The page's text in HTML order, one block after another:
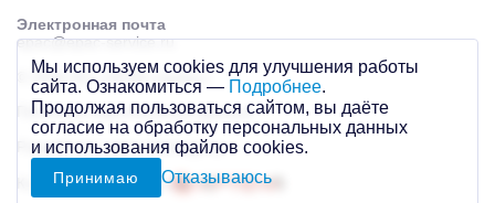
Электронная почта
epac@epac-service.ru
© 2026 AО «ЭПАК-сервис»
Политика персональных данных
Разработка сайтаMahogany
Контекстная реклама
Мы используем cookies для улучшения работы
сайта. Ознакомиться — Подробнее.
Продолжая пользоваться сайтом, вы даёте
согласие на обработку персональных данных
и использования файлов cookies.
Принимаю Отказываюсь